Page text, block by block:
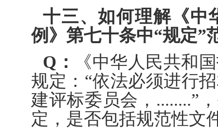
十三、如何理解《中
例》第七十条中“规定”
Q：
《中华人民共和
规定：“依法必须进行
建评标委员会，........”
定，是否包括规范性文